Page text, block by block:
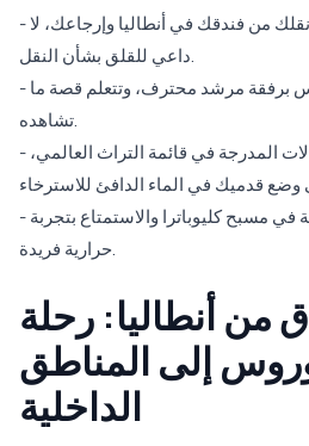
- بفضل الراحة التي توفرها نقلك من فندقك في أنطاليا وإرجاعك، لا
داعي للقلق بشأن النقل.
- يمكنك زيارة مدينة هييرابوليس برفقة مرشد محترف، وتتعلم قصة ما
تشاهده.
- يمكنك المشي على الشلالات المدرجة في قائمة التراث العالمي،
- إذا أردت، يمكنك السباحة في مسبح كليوباترا والاستمتاع بتجربة
حرارية فريدة.
من أنطاليا: رحلة
إلى المناطق
الداخلية